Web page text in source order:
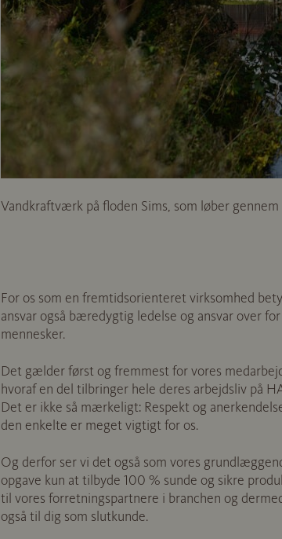
Vandkraftværk på floden Sims, som løber
For os som en fremtidsorienteret virksomhed
ansvar også bæredygtig ledelse og ansvar over for
mennesker.
Det gælder først og fremmest for vores
hvoraf en del tilbringer hele deres arbejdsliv på
Det er ikke så mærkeligt: Respekt og
den enkelte er meget vigtigt for os.
Og derfor ser vi det også som vores
opgave kun at tilbyde 100 % sunde og sikre
til vores forretningspartnere i branchen og
også til dig som slutkunde.